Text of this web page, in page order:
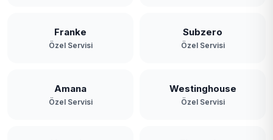
Franke
Özel Servisi
Subzero
Özel Servisi
Amana
Özel Servisi
Westinghouse
Özel Servisi